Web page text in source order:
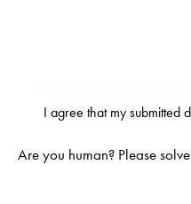
I agree that my submitted
Are you human? Please